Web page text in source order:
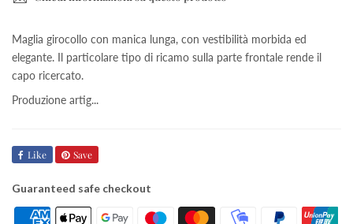
Maglia girocollo con manica lunga, con vestibilità morbida ed
elegante. Il particolare tipo di ricamo sulla parte frontale rende il
capo ricercato.
Produzione artig...
Like Save
Guaranteed safe checkout